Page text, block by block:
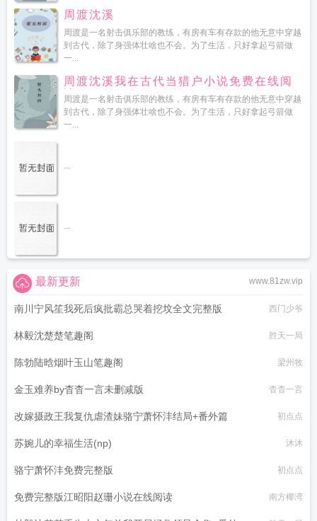
周渡沈溪
周渡是一名射击俱乐部的教练，有房有车有存款的他无意中穿越
到古代，除了身强体壮啥也不会。为了生活，只好拿起弓箭做
一...
周渡沈溪我在古代当猎户小说免费在线阅
读
周渡是一名射击俱乐部的教练，有房有车有存款的他无意中穿越
到古代，除了身强体壮啥也不会。为了生活，只好拿起弓箭做
一...
...
...
www.81zw.vip
最新更新
南川宁风笙我死后疯批霸总哭着挖坟全文完整版 西门少爷
林毅沈楚楚笔趣阁 胜天一局
陈勃陆晗烟叶玉山笔趣阁 梁州牧
金玉难养by杳杳一言未删减版 杳杳一言
改嫁摄政王我复仇虐渣妹骆宁萧怀沣结局+番外篇 初点点
苏婉儿的幸福生活(np) 沐沐
骆宁萧怀沣免费完整版 初点点
免费完整版江昭阳赵珊小说在线阅读 南方椰湾